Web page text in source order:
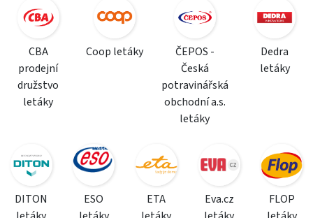
CBA
prodejní
družstvo
letáky
Coop letáky
ČEPOS -
Česká
potravinářská
obchodní a.s.
letáky
Dedra
letáky
DITON
ESO
ETA
Eva.cz
FLOP